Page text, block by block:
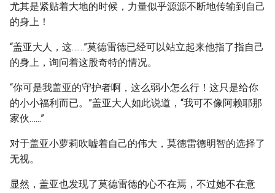
尤其是紧贴着大地的时候，力量似乎源源不断地传输到自己
的身上！
“盖亚大人，这……”莫德雷德已经可以站立起来他指了指自己
的身上，询问着这股奇特的情况。
“你可是我盖亚的守护者啊，这么弱小怎么行！这只是给你
的小小福利而已。”盖亚大人如此说道，“我可不像阿赖耶那
家伙…...”
对于盖亚小萝莉吹嘘着自己的伟大，莫德雷德明智的选择了
无视。
显然，盖亚也发现了莫德雷德的心不在焉，不过她不在意